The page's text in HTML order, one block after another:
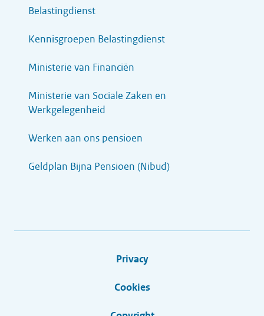
Belastingdienst
Kennisgroepen Belastingdienst
Ministerie van Financiën
Ministerie van Sociale Zaken en
Werkgelegenheid
Werken aan ons pensioen
Geldplan Bijna Pensioen (Nibud)
Privacy
Cookies